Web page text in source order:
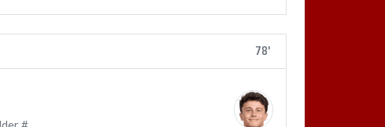
78'